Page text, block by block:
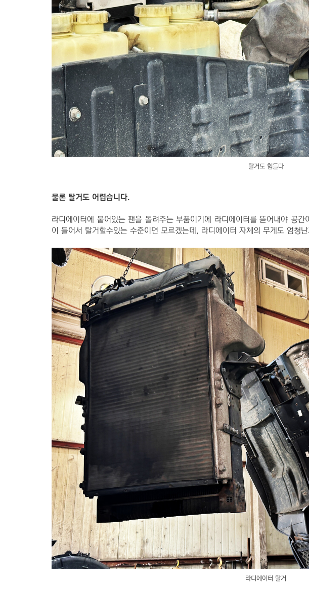
탈거도 힘들다
물론 탈거도 어렵습니다.
라디에이터에 붙어있는 팬을 돌려주는 부품이기에 라디에이터를 뜯어내야 공
이 들어서 탈거할수있는 수준이면 모르겠는데, 라디에이터 자체의 무게도 엄청
라디에이터 탈거